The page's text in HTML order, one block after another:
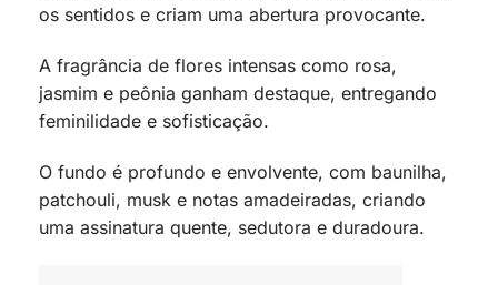
os sentidos e criam uma abertura provocante.
A fragrância de flores intensas como rosa,
jasmim e peônia ganham destaque, entregando
feminilidade e sofisticação.
O fundo é profundo e envolvente, com baunilha,
patchouli, musk e notas amadeiradas, criando
uma assinatura quente, sedutora e duradoura.